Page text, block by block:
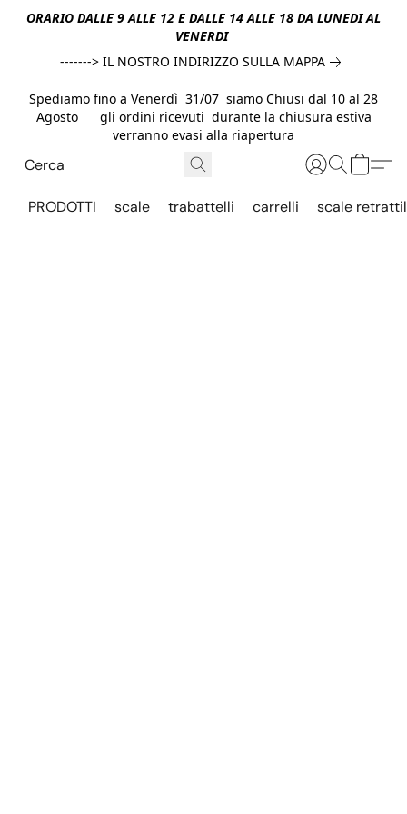
ORARIO DALLE 9 ALLE 12 E DALLE 14 ALLE 18 DA LUNEDI AL
VENERDI
-------> IL NOSTRO INDIRIZZO SULLA MAPPA
Spediamo fino a Venerdì 31/07 siamo Chiusi dal 10 al 28
Agosto gli ordini ricevuti durante la chiusura estiva
verranno evasi alla riapertura
PRODOTTI scale trabattelli carrelli scale